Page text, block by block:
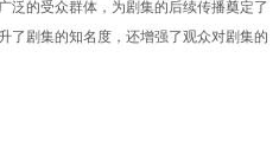
泛的受众群体，为剧集的后续传播奠定了
了剧集的知名度，还增强了观众对剧集的